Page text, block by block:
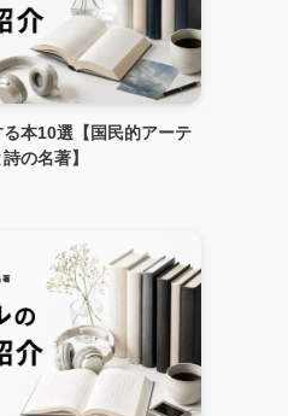
本10選【国民的アーテ
の名著】